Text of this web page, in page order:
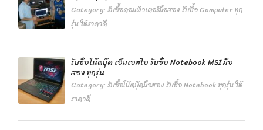
Category:รับซื้อคอมพิวเตอร์มือสอง รับซื้อ Computer ทุก
รุ่น ให้ราคาดี
รับซื้อโน๊ตบุ๊ค เอ็มเอสไอ รับซื้อ Notebook MSI มือ
สอง ทุกรุ่น
Category:รับซื้อโน๊ตบุ๊คมือสอง รับซื้อ Notebook ทุกรุ่น ให้
ราคาดี